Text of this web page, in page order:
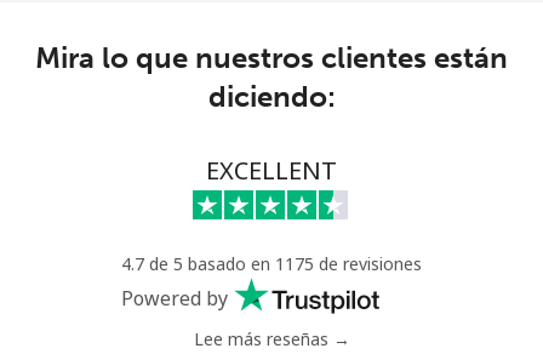
Us Virgin Islands
⁦16.9¢⁩ 29 min por ⁦$5⁩
⁦16.9¢⁩ 29 min por ⁦$5⁩
Mira lo que nuestros clientes están
diciendo:
EXCELLENT
4.7 de 5 basado en 1175 de revisiones
Powered by
Lee más reseñas →